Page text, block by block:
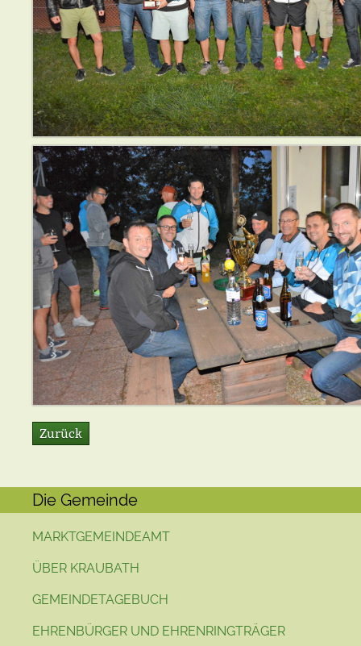
Zurück
Die Gemeinde
MARKTGEMEINDEAMT
ÜBER KRAUBATH
GEMEINDETAGEBUCH
EHRENBÜRGER UND EHRENRINGTRÄGER